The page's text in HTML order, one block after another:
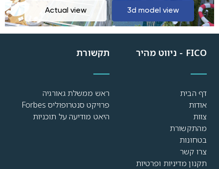
FICO - ניווט מהיר
דף הבית
אודות
צוות
מהתקשורת
בטחונות
צרו קשר
תקנון מדיניות ופרטיות
תקשורת
ראש ממשלת גאורגיה
פרויקט סנטרופוליס Forbes
היאט מודיעה על תוכניות